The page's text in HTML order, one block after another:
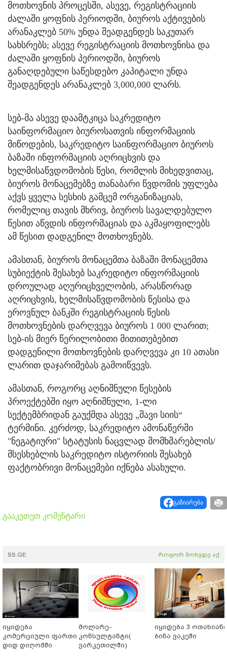
მოთხოვნის პროცესში, ასევე, რეგისტრაციის
ძალაში ყოფნის პერიოდში, ბიუროს აქტივების
არანაკლებ 50% უნდა შეადგენდეს საკუთარ
სახსრებს; ასევე რეგისტრაციის მოთხოვნისა და
ძალაში ყოფნის პერიოდში, ბიუროს
განაღდებული საწესდებო კაპიტალი უნდა
შეადგენდეს არანაკლებ 3,000,000 ლარს.
სებ-მა ასევე დაამტკიცა საკრედიტო
საინფორმაციო ბიუროსათვის ინფორმაციის
მიწოდების, საკრედიტო საინფორმაციო ბიუროს
ბაზაში ინფორმაციის აღრიცხვის და
ხელმისაწვდომობის წესი, რომლის მიხედვითაც,
ბიუროს მონაცემებზე თანაბარი წვდომის უფლება
აქვს ყველა სესხის გამცემ ორგანიზაციას,
რომელიც თავის მხრივ, ბიუროს სავალდებულო
წესით აწვდის ინფორმაციას და აკმაყოფილებს
ამ წესით დადგენილ მოთხოვნებს.
ამასთან, ბიუროს მონაცემთა ბაზაში მონაცემთა
სუბიექტის შესახებ საკრედიტო ინფორმაციის
დროულად აღურიცხველობის, არასწორად
აღრიცხვის, ხელმისაწვდომობის წესისა და
ეროვნულ ბანკში რეგისტრაციის წესის
მოთხოვნების დარღვევა ბიუროს 1 000 ლარით;
სებ-ის მიერ წერილობითი მითითებებით
დადგენილი მოთხოვნების დარღვევა კი 10 ათასი
ლარით დაჯარიმებას გამოიწვევს.
ამასთან, როგორც აღნიშნული წესების
პროექტებში იყო აღნიშნული, 1-ლი
სექტემბრიდან გაუქმდა ასევე „შავი სიის“
ტერმინი. კერძოდ, საკრედიტო ამონაწერში
"ნეგატიური" სტატუსის ნაცვლად მომხმარებლის/
მსესხებლის საკრედიტო ისტორიის შესახებ
ფაქტობრივი მონაცემები იქნება ასახული.
გაზიარება
გააკეთეთ კომენტარი
SS.GE როგორ მოხვდე აქ
იყიდება
კომერციული ფართი
დიდ დიღომში
მოლარე-
კონსულტანტი(
ვარკეთილში)
იყიდება 3 ოთახიანი
ბინა ვაკეში